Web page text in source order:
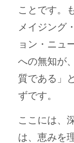
ことです。
メイジング
ョン・ニュ
への無知が
質である」
ずです。
ここには、
は、恵みを